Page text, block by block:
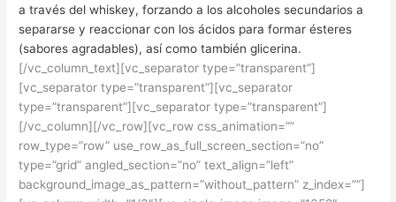
a través del whiskey, forzando a los alcoholes secundarios a
separarse y reaccionar con los ácidos para formar ésteres
(sabores agradables), así como también glicerina.
[/vc_column_text][vc_separator type=”transparent”]
[vc_separator type=”transparent”][vc_separator
type=”transparent”][vc_separator type=”transparent”]
[/vc_column][/vc_row][vc_row css_animation=””
row_type=”row” use_row_as_full_screen_section=”no”
type=”grid” angled_section=”no” text_align=”left”
background_image_as_pattern=”without_pattern” z_index=””]